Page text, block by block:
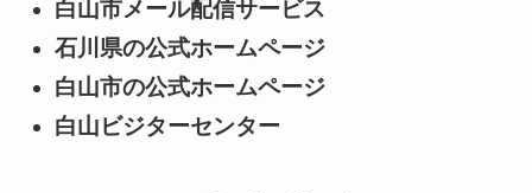
白山市メール配信サービス
石川県の公式ホームページ
白山市の公式ホームページ
白山ビジターセンター